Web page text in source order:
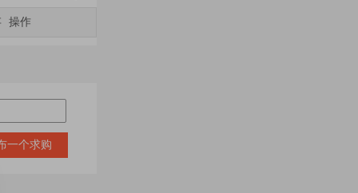
操作
一个求购